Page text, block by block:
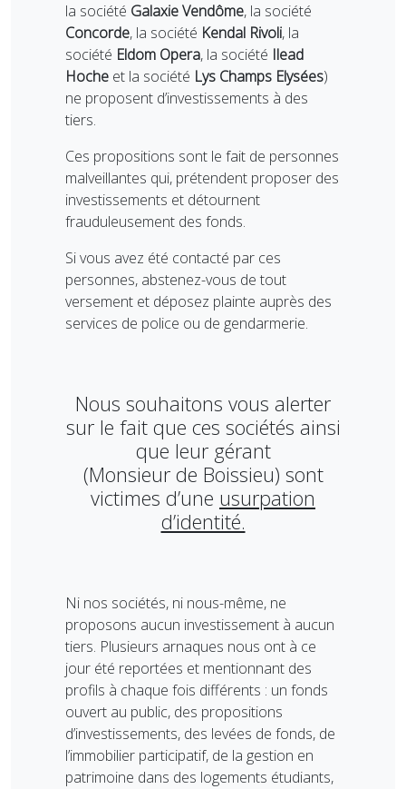
la société Galaxie Vendôme, la société
Concorde, la société Kendal Rivoli, la
société Eldom Opera, la société Ilead
Hoche et la société Lys Champs Elysées)
ne proposent d’investissements à des
tiers.
Ces propositions sont le fait de personnes
malveillantes qui, prétendent proposer des
investissements et détournent
frauduleusement des fonds.
Si vous avez été contacté par ces
personnes, abstenez-vous de tout
versement et déposez plainte auprès des
services de police ou de gendarmerie.
Nous souhaitons vous alerter
sur le fait que ces sociétés ainsi
que leur gérant
(Monsieur de Boissieu) sont
victimes d’une usurpation
d’identité.
Ni nos sociétés, ni nous-même, ne
proposons aucun investissement à aucun
tiers. Plusieurs arnaques nous ont à ce
jour été reportées et mentionnant des
profils à chaque fois différents : un fonds
ouvert au public, des propositions
d’investissements, des levées de fonds, de
l’immobilier participatif, de la gestion en
patrimoine dans des logements étudiants,